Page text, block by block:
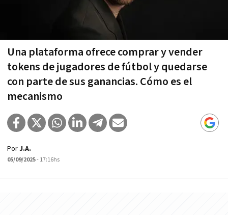
Una plataforma ofrece comprar y vender
tokens de jugadores de fútbol y quedarse
con parte de sus ganancias. Cómo es el
mecanismo
PorJ.A.
05/09/2025- 17:16hs